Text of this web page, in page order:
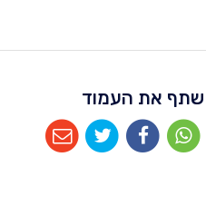
שתף את העמוד